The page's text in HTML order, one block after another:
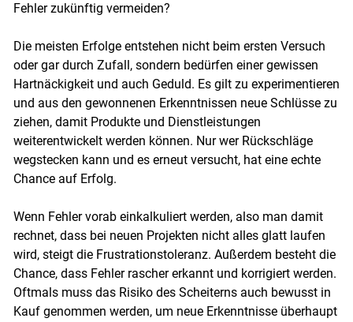
Fehler zukünftig vermeiden?
Die meisten Erfolge entstehen nicht beim ersten Versuch
oder gar durch Zufall, sondern bedürfen einer gewissen
Hartnäckigkeit und auch Geduld. Es gilt zu experimentieren
und aus den gewonnenen Erkenntnissen neue Schlüsse zu
ziehen, damit Produkte und Dienstleistungen
weiterentwickelt werden können. Nur wer Rückschläge
wegstecken kann und es erneut versucht, hat eine echte
Chance auf Erfolg.
Wenn Fehler vorab einkalkuliert werden, also man damit
rechnet, dass bei neuen Projekten nicht alles glatt laufen
wird, steigt die Frustrationstoleranz. Außerdem besteht die
Chance, dass Fehler rascher erkannt und korrigiert werden.
Oftmals muss das Risiko des Scheiterns auch bewusst in
Kauf genommen werden, um neue Erkenntnisse überhaupt